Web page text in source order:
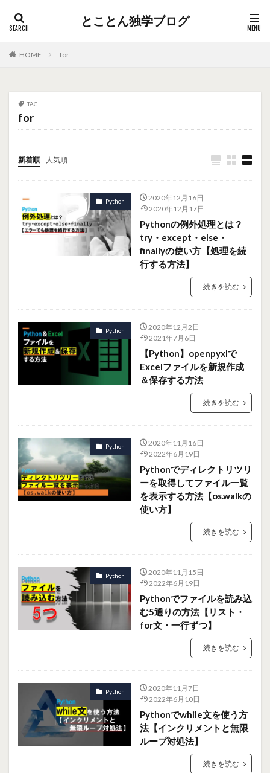
とことん独学ブログ
HOME for
TAG
for
新着順 人気順
Python
2020年12月16日
2020年12月17日
Pythonの例外処理とは？
try・except・else・
finallyの使い方【処理を続
行する方法】
続きを読む
Python
2020年12月2日
2021年7月6日
【Python】openpyxlで
Excelファイルを新規作成
＆保存する方法
続きを読む
Python
2020年11月16日
2022年6月19日
Pythonでディレクトリツリ
ーを取得してファイル一覧
を表示する方法【os.walkの
使い方】
続きを読む
Python
2020年11月15日
2022年6月19日
Pythonでファイルを読み込
む5通りの方法【リスト・
for文・一行ずつ】
続きを読む
Python
2020年11月7日
2022年6月10日
Pythonでwhile文を使う方
法【インクリメントと無限
ループ対処法】
続きを読む